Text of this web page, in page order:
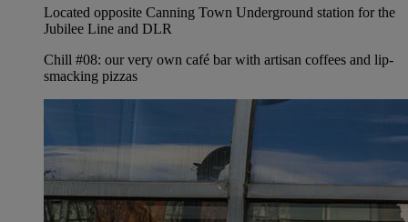
Located opposite Canning Town Underground station for the
Jubilee Line and DLR
Chill #08: our very own café bar with artisan coffees and lip-
smacking pizzas